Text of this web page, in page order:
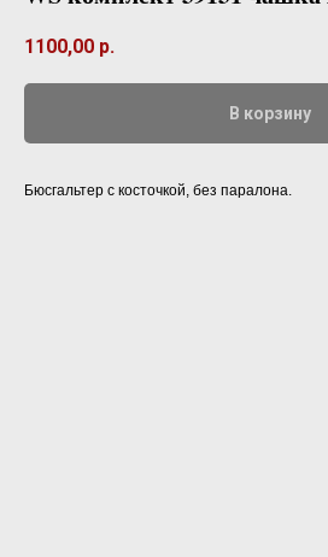
1100,00 р.
В корзину
Бюсгальтер с косточкой, без паралона.